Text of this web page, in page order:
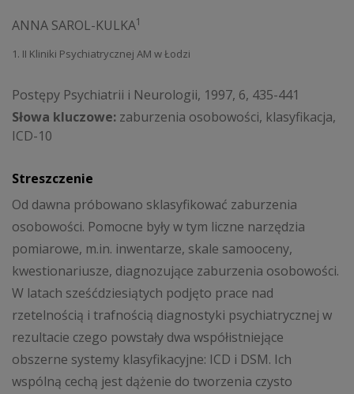
ANNA SAROL-KULKA1
1. II Kliniki Psychiatrycznej AM w Łodzi
Postępy Psychiatrii i Neurologii, 1997, 6, 435-441
Słowa kluczowe: zaburzenia osobowości, klasyfikacja,
ICD-10
Streszczenie
Od dawna próbowano sklasyfikować zaburzenia
osobowości. Pomocne były w tym liczne narzędzia
pomiarowe, m.in. inwentarze, skale samooceny,
kwestionariusze, diagnozujące zaburzenia osobowości.
W latach sześćdziesiątych podjęto prace nad
rzetelnością i trafnością diagnostyki psychiatrycznej w
rezultacie czego powstały dwa współistniejące
obszerne systemy klasyfikacyjne: ICD i DSM. Ich
wspólną cechą jest dążenie do tworzenia czysto